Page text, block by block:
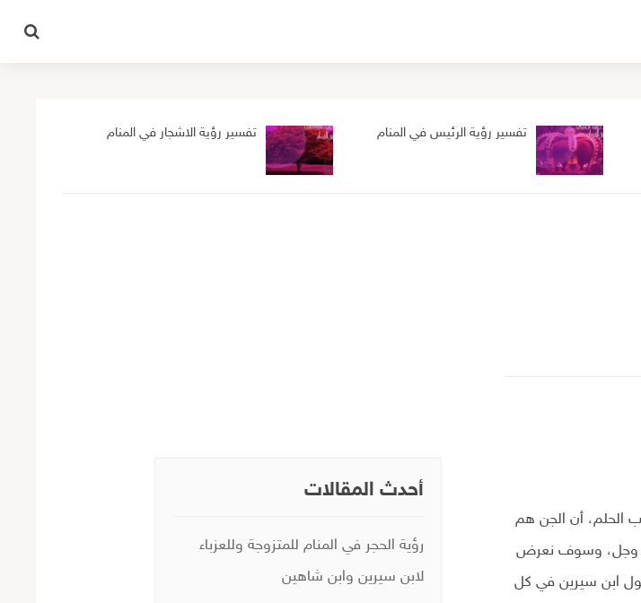
تفسير رؤية الرئيس في المنام تفسير رؤية الاشجار في المنام
الحلم، أن الجن هم
عز وجل، وسوف نعرض
قول ابن سيرين في كل
أحدث المقالات
رؤية الحجر في المنام للمتزوجة وللعزباء
لابن سيرين وابن شاهين